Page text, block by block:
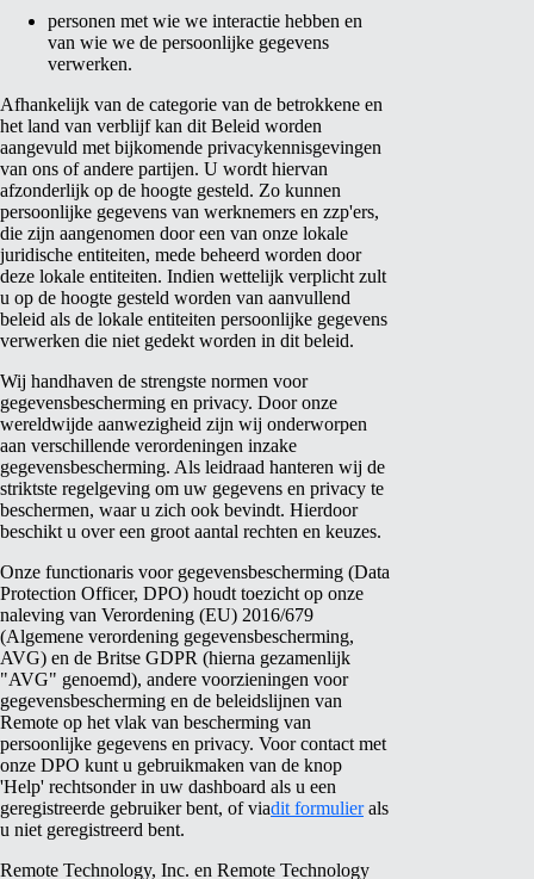
personen met wie we interactie hebben en
van wie we de persoonlijke gegevens
verwerken.
Afhankelijk van de categorie van de betrokkene en
het land van verblijf kan dit Beleid worden
aangevuld met bijkomende privacykennisgevingen
van ons of andere partijen. U wordt hiervan
afzonderlijk op de hoogte gesteld. Zo kunnen
persoonlijke gegevens van werknemers en zzp'ers,
die zijn aangenomen door een van onze lokale
juridische entiteiten, mede beheerd worden door
deze lokale entiteiten. Indien wettelijk verplicht zult
u op de hoogte gesteld worden van aanvullend
beleid als de lokale entiteiten persoonlijke gegevens
verwerken die niet gedekt worden in dit beleid.
Wij handhaven de strengste normen voor
gegevensbescherming en privacy. Door onze
wereldwijde aanwezigheid zijn wij onderworpen
aan verschillende verordeningen inzake
gegevensbescherming. Als leidraad hanteren wij de
striktste regelgeving om uw gegevens en privacy te
beschermen, waar u zich ook bevindt. Hierdoor
beschikt u over een groot aantal rechten en keuzes.
Onze functionaris voor gegevensbescherming (Data
Protection Officer, DPO) houdt toezicht op onze
naleving van Verordening (EU) 2016/679
(Algemene verordening gegevensbescherming,
AVG) en de Britse GDPR (hierna gezamenlijk
"AVG" genoemd), andere voorzieningen voor
gegevensbescherming en de beleidslijnen van
Remote op het vlak van bescherming van
persoonlijke gegevens en privacy. Voor contact met
onze DPO kunt u gebruikmaken van de knop
'Help' rechtsonder in uw dashboard als u een
geregistreerde gebruiker bent, of viadit formulierals
u niet geregistreerd bent.
Remote Technology, Inc. en Remote Technology